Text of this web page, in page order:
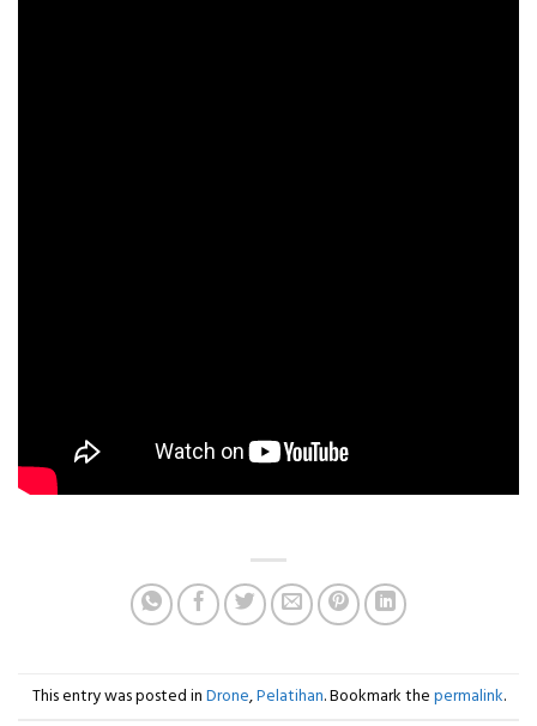
This entry was posted in Drone,Pelatihan. Bookmark the permalink.